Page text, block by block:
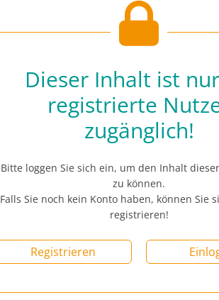
Dieser Inhalt ist
registrierte
zugänglich!
Bitte loggen Sie sich ein, um den Inhalt
zu können.
Falls Sie noch kein Konto haben, können Sie
registrieren!
Registrieren